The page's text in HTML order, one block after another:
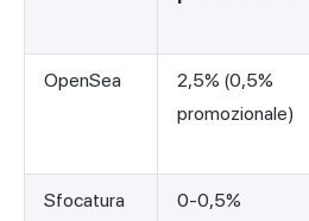
OpenSea
2,5% (0,5%
promozionale)
Sfocatura 0-0,5%